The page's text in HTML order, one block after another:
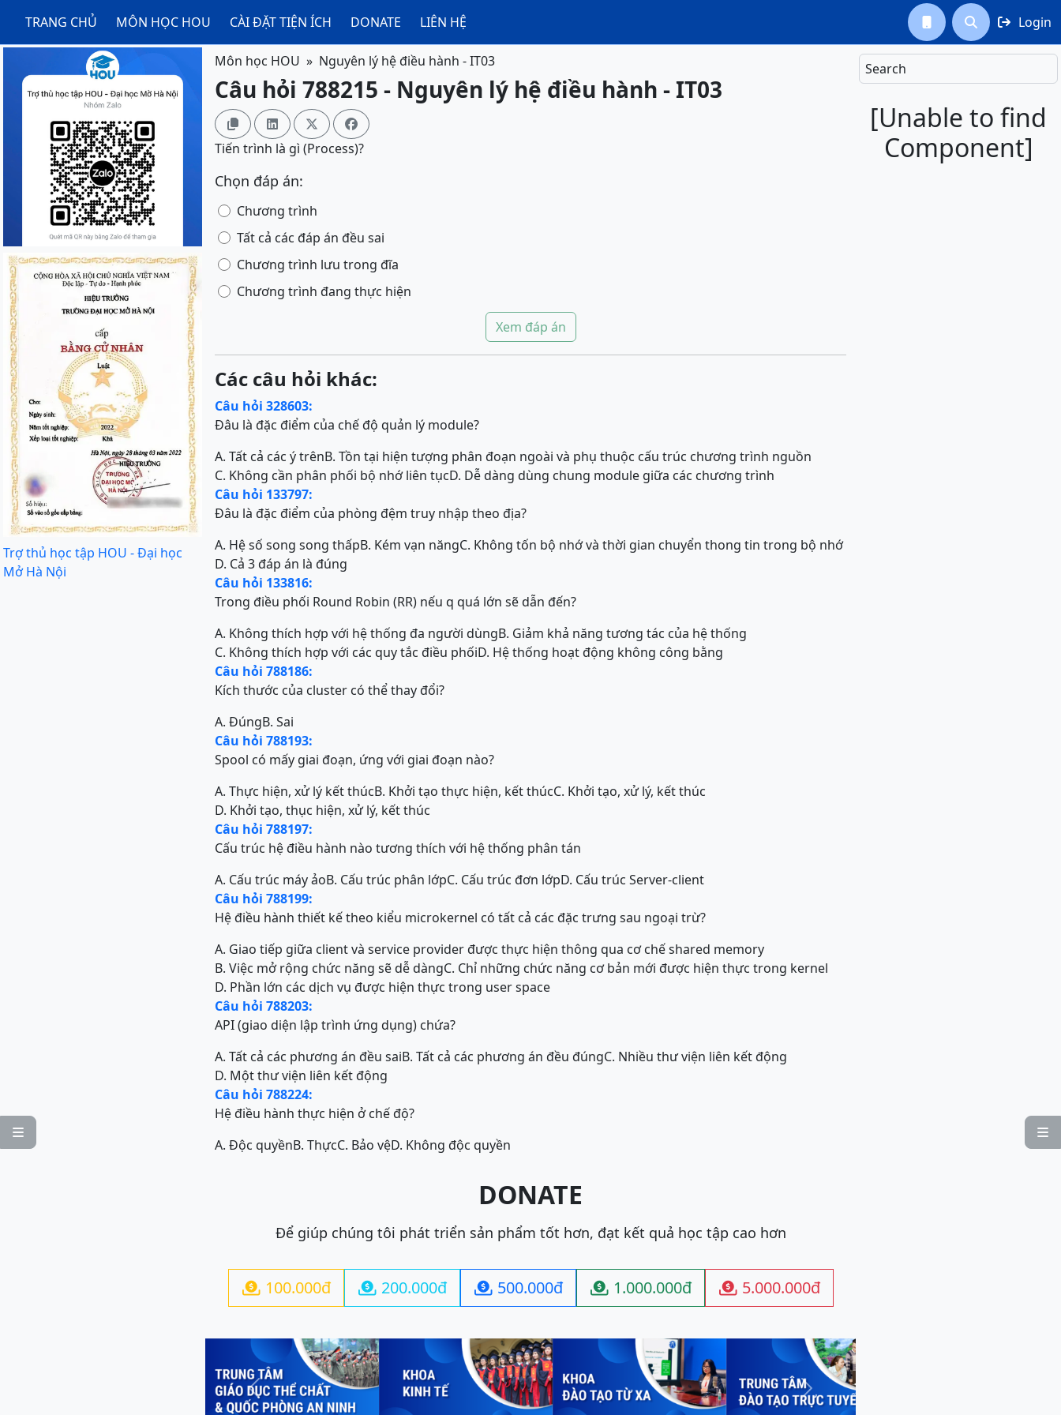
TRANG CHỦ MÔN HỌC HOU CÀI ĐẶT TIỆN ÍCH DONATE LIÊN HỆ   Login

Search
[Unable to find
Component]

Trợ thủ học tập HOU - Đại học
Mở Hà Nội
Môn học HOU Nguyên lý hệ điều hành - IT03
Câu hỏi 788215 - Nguyên lý hệ điều hành - IT03
   
Tiến trình là gì (Process)?
Chọn đáp án:
Chương trình
Tất cả các đáp án đều sai
Chương trình lưu trong đĩa
Chương trình đang thực hiện
Xem đáp án
Các câu hỏi khác:
Câu hỏi 328603:
Đâu là đặc điểm của chế độ quản lý module?
A. Tất cả các ý trênB. Tồn tại hiện tượng phân đoạn ngoài và phụ thuộc cấu trúc chương trình nguồn
C. Không cần phân phối bộ nhớ liên tụcD. Dễ dàng dùng chung module giữa các chương trình
Câu hỏi 133797:
Đâu là đặc điểm của phòng đệm truy nhập theo địa?
A. Hệ số song song thấpB. Kém vạn năngC. Không tốn bộ nhớ và thời gian chuyển thong tin trong bộ nhớ
D. Cả 3 đáp án là đúng
Câu hỏi 133816:
Trong điều phối Round Robin (RR) nếu q quá lớn sẽ dẫn đến?
A. Không thích hợp với hệ thống đa người dùngB. Giảm khả năng tương tác của hệ thống
C. Không thích hợp với các quy tắc điều phốiD. Hệ thống hoạt động không công bằng
Câu hỏi 788186:
Kích thước của cluster có thể thay đổi?
A. ĐúngB. Sai
Câu hỏi 788193:
Spool có mấy giai đoạn, ứng với giai đoạn nào?
A. Thực hiện, xử lý kết thúcB. Khởi tạo thực hiện, kết thúcC. Khởi tạo, xử lý, kết thúc
D. Khởi tạo, thục hiện, xử lý, kết thúc
Câu hỏi 788197:
Cấu trúc hệ điều hành nào tương thích với hệ thống phân tán
A. Cấu trúc máy ảoB. Cấu trúc phân lớpC. Cấu trúc đơn lớpD. Cấu trúc Server-client
Câu hỏi 788199:
Hệ điều hành thiết kế theo kiểu microkernel có tất cả các đặc trưng sau ngoại trừ?
A. Giao tiếp giữa client và service provider được thực hiện thông qua cơ chế shared memory
B. Việc mở rộng chức năng sẽ dễ dàngC. Chỉ những chức năng cơ bản mới được hiện thực trong kernel
D. Phần lớn các dịch vụ được hiện thực trong user space
Câu hỏi 788203:
API (giao diện lập trình ứng dụng) chứa?
A. Tất cả các phương án đều saiB. Tất cả các phương án đều đúngC. Nhiều thư viện liên kết động
D. Một thư viện liên kết động
Câu hỏi 788224:
Hệ điều hành thực hiện ở chế độ?
A. Độc quyềnB. ThựcC. Bảo vệD. Không độc quyền
DONATE
Để giúp chúng tôi phát triển sản phẩm tốt hơn, đạt kết quả học tập cao hơn
 100.000đ  200.000đ  500.000đ  1.000.000đ  5.000.000đ
Previous Next